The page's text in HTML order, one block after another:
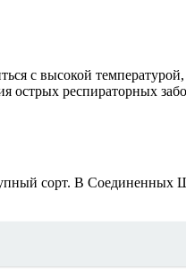
с высокой
острых респираторных
сорт. В